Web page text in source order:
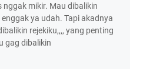
nggak mikir. Mau dibalikin
ya udah. Tapi akadnya
rejekiku,,,, yang penting
gag dibalikin